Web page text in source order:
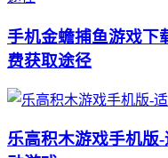
手机金蟾捕鱼游戏下
费获取途径
乐高积木游戏手机版